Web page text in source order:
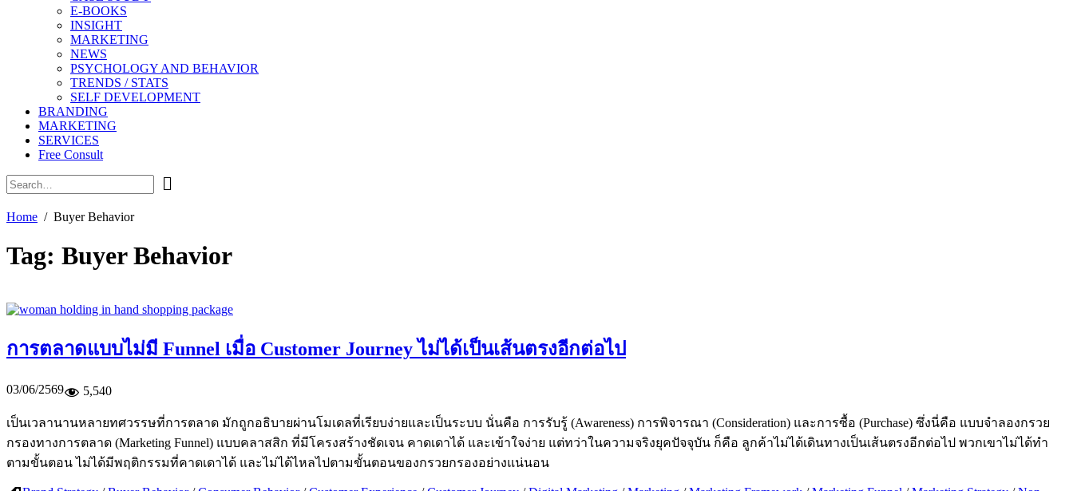
E-BOOKS
INSIGHT
MARKETING
NEWS
PSYCHOLOGY AND BEHAVIOR
TRENDS / STATS
SELF DEVELOPMENT
BRANDING
MARKETING
SERVICES
Free Consult
Home Buyer Behavior
Tag: Buyer Behavior
การตลาดแบบไม่มี Funnel เมื่อ Customer Journey ไม่ได้เป็นเส้นตรงอีกต่อไป
03/06/2569 5,540
เป็นเวลานานหลายทศวรรษที่การตลาด มักถูกอธิบายผ่านโมเดลที่เรียบง่ายและเป็นระบบ นั่นคือ การรับรู้ (Awareness) การพิจารณา (Consideration) และการซื้อ (Purchase) ซึ่งนี่คือ แบบจำลองกรวย
กรองทางการตลาด (Marketing Funnel) แบบคลาสสิก ที่มีโครงสร้างชัดเจน คาดเดาได้ และเข้าใจง่าย แต่ทว่าในความจริงยุคปัจจุบัน ก็คือ ลูกค้าไม่ได้เดินทางเป็นเส้นตรงอีกต่อไป พวกเขาไม่ได้ทำ
ตามขั้นตอน ไม่ได้มีพฤติกรรมที่คาดเดาได้ และไม่ได้ไหลไปตามขั้นตอนของกรวยกรองอย่างแน่นอน